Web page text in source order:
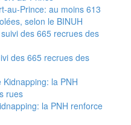
au-Prince: au moins 613
selon le BINUH
des 665 recrues des
la PNH renforce